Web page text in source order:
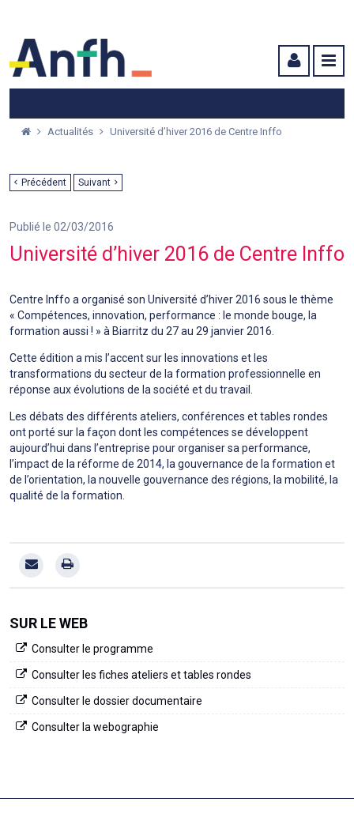
Actualités Université d’hiver 2016 de Centre Inffo
Précédent Suivant
Publié le 02/03/2016
Université d’hiver 2016 de Centre Inffo
Centre Inffo a organisé son Université d’hiver 2016 sous le thème
« Compétences, innovation, performance : le monde bouge, la
formation aussi ! » à Biarritz du 27 au 29 janvier 2016.
Cette édition a mis l’accent sur les innovations et les
transformations du secteur de la formation professionnelle en
réponse aux évolutions de la société et du travail.
Les débats des différents ateliers, conférences et tables rondes
ont porté sur la façon dont les compétences se développent
aujourd’hui dans l’entreprise pour organiser sa performance,
l’impact de la réforme de 2014, la gouvernance de la formation et
de l’orientation, la nouvelle gouvernance des régions, la mobilité, la
qualité de la formation.
SUR LE WEB
Consulter le programme
Consulter les fiches ateliers et tables rondes
Consulter le dossier documentaire
Consulter la webographie